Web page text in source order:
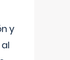
y